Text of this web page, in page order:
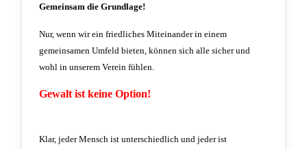
Gemeinsam die Grundlage!
Nur, wenn wir ein friedliches Miteinander in einem
gemeinsamen Umfeld bieten, können sich alle sicher und
wohl in unserem Verein fühlen.
Gewalt ist keine Option!
Klar, jeder Mensch ist unterschiedlich und jeder ist